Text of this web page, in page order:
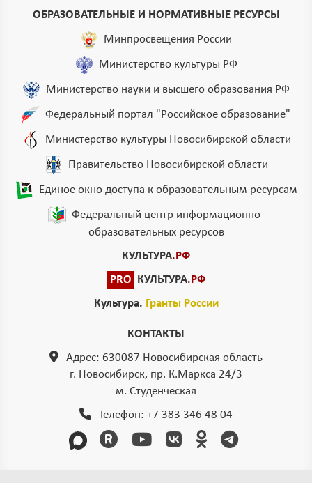
ОБРАЗОВАТЕЛЬНЫЕ И НОРМАТИВНЫЕ РЕСУРСЫ
Минпросвещения России
Министерство культуры РФ
Министерство науки и высшего образования РФ
Федеральный портал "Российское образование"
Министерство культуры Новосибирской области
Правительство Новосибирской области
Единое окно доступа к образовательным ресурсам
Федеральный центр информационно-
образовательных ресурсов
КУЛЬТУРА.РФ
PRO
КУЛЬТУРА.РФ
Культура. Гранты России
КОНТАКТЫ
Адрес: 630087 Новосибирская область
г. Новосибирск, пр. К.Маркса 24/3
м. Студенческая
Телефон: +7 383 346 48 04